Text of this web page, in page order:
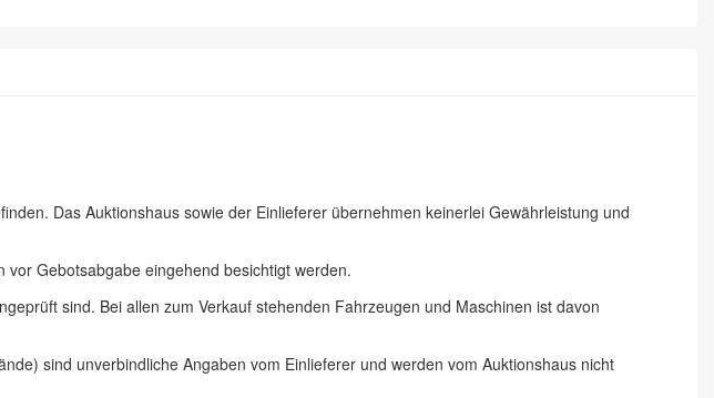
Das Auktionshaus sowie der Einlieferer übernehmen keinerlei Gewährleistung und
Gebotsabgabe eingehend besichtigt werden.
sind. Bei allen zum Verkauf stehenden Fahrzeugen und Maschinen ist davon
sind unverbindliche Angaben vom Einlieferer und werden vom Auktionshaus nicht